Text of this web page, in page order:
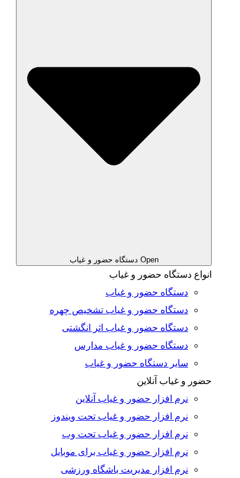
Open دستگاه حضور و غیاب
انواع دستگاه حضور و غیاب
دستگاه حضور و غیاب
دستگاه حضور و غیاب تشخیص چهره
دستگاه حضور و غیاب اثر انگشتی
دستگاه حضور و غیاب مدارس
سایر دستگاه حضور و غیاب
حضور و غیاب آنلاین
نرم افزار حضور و غیاب آنلاین
نرم افزار حضور و غیاب تحت ویندوز
نرم افزار حضور و غیاب تحت وب
نرم افزار حضور و غیاب برای موبایل
نرم افزار مدیریت باشگاه ورزشی